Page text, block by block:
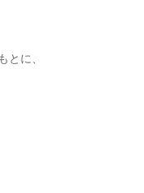
とに、